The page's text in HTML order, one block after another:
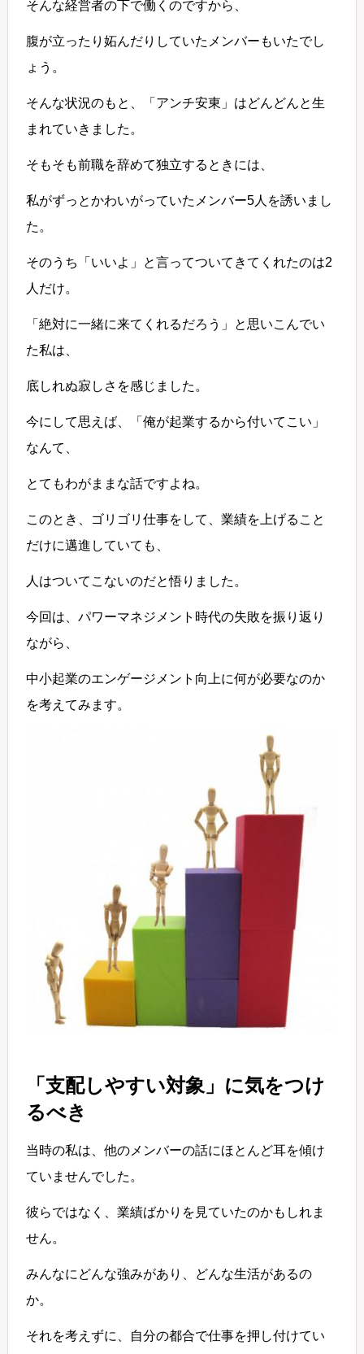
そんな経営者の下で働くのですから、
腹が立ったり妬んだりしていたメンバーもいたでし
ょう。
そんな状況のもと、「アンチ安東」はどんどんと生
まれていきました。
そもそも前職を辞めて独立するときには、
私がずっとかわいがっていたメンバー5人を誘いまし
た。
そのうち「いいよ」と言ってついてきてくれたのは2
人だけ。
「絶対に一緒に来てくれるだろう」と思いこんでい
た私は、
底しれぬ寂しさを感じました。
今にして思えば、「俺が起業するから付いてこい」
なんて、
とてもわがままな話ですよね。
このとき、ゴリゴリ仕事をして、業績を上げること
だけに邁進していても、
人はついてこないのだと悟りました。
今回は、パワーマネジメント時代の失敗を振り返り
ながら、
中小起業のエンゲージメント向上に何が必要なのか
を考えてみます。
「支配しやすい対象」に気をつけ
るべき
当時の私は、他のメンバーの話にほとんど耳を傾け
ていませんでした。
彼らではなく、業績ばかりを見ていたのかもしれま
せん。
みんなにどんな強みがあり、どんな生活があるの
か。
それを考えずに、自分の都合で仕事を押し付けてい